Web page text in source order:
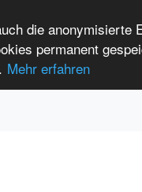
die anonymisierte
permanent
Mehr erfahren
Sprache